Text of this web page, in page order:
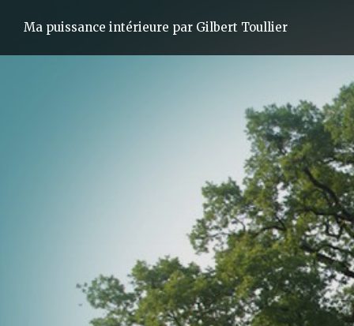
Ma puissance intérieure par Gilbert Toullier